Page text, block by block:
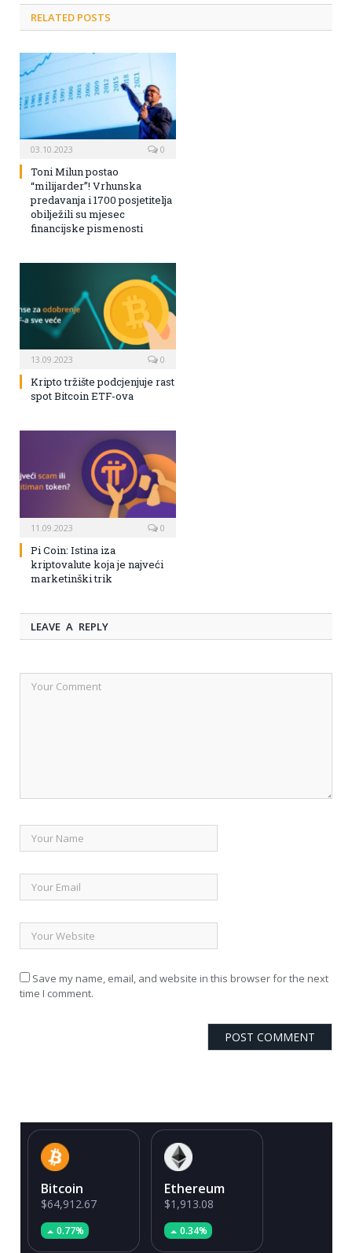
RELATED POSTS
03.10.2023 0
Toni Milun postao
“milijarder”! Vrhunska
predavanja i 1700 posjetitelja
obilježili su mjesec
financijske pismenosti
13.09.2023 0
Kripto tržište podcjenjuje rast
spot Bitcoin ETF-ova
11.09.2023 0
Pi Coin: Istina iza
kriptovalute koja je najveći
marketinški trik
LEAVE A REPLY
Save my name, email, and website in this browser for the next
time I comment.
Bitcoin
$64,912.67
0.77%
Ethereum
$1,913.08
0.34%